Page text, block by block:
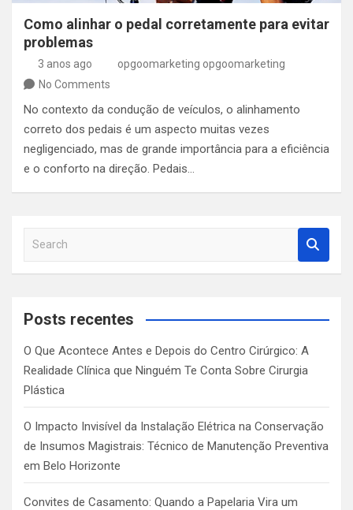
Como alinhar o pedal corretamente para evitar
problemas
3 anos ago
opgoomarketing opgoomarketing
No Comments
No contexto da condução de veículos, o alinhamento
correto dos pedais é um aspecto muitas vezes
negligenciado, mas de grande importância para a eficiência
e o conforto na direção. Pedais…
a
c
Posts recentes
O Que Acontece Antes e Depois do Centro Cirúrgico: A
Realidade Clínica que Ninguém Te Conta Sobre Cirurgia
Plástica
O Impacto Invisível da Instalação Elétrica na Conservação
de Insumos Magistrais: Técnico de Manutenção Preventiva
em Belo Horizonte
Convites de Casamento: Quando a Papelaria Vira um